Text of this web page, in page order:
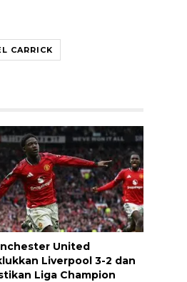
CARRICK
United
Liverpool 3-2 dan
Liga Champion